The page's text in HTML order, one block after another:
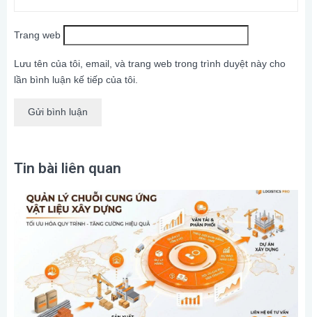
Trang web
Lưu tên của tôi, email, và trang web trong trình duyệt này cho
lần bình luận kế tiếp của tôi.
Tin bài liên quan